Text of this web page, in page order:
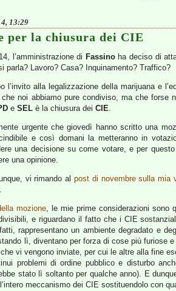
13:29
per la chiusura dei CIE
l’amministrazione di Fassinoha deciso di
parla? Lavoro? Casa? Inquinamento? Traffico?
l’invito alla legalizzazione della marijuana e
noi abbiamo pure condiviso, ma che forse
e SEL è la chiusura dei CIE.
urgente che giovedì hanno scritto una
e così domani la metteranno in
una decisione su come votare, e per
una opinione.
vi rimando alpost di novembre sulla mia
mozione, le mie prime considerazioni sono
e riguardano il fatto che i CIE
rappresentano un ambiente degradato e
lì, diventano per forza di cose più furiose
vi vengono inviate, per cui le altre alla fine
problemi di ordine pubblico e disturbo
stato lì soltanto per qualche anno). E
meccanismo dei CIE sostituendolo con